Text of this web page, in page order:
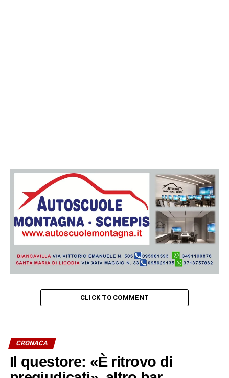
CLICK TO COMMENT
CRONACA
Il questore: «È ritrovo di